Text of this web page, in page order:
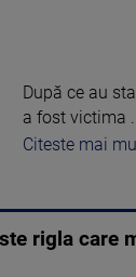
După ce au
a fost victima
Citeste mai
rigla